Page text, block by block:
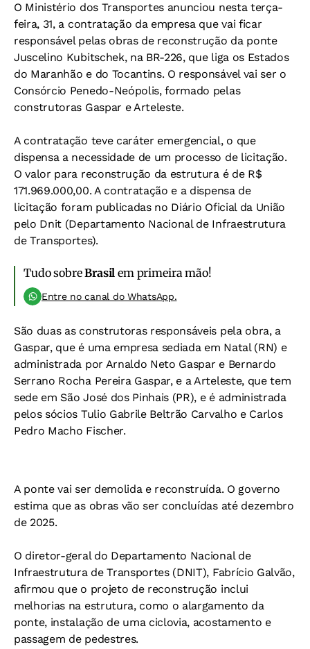
O Ministério dos Transportes anunciou nesta terça-
feira, 31, a contratação da empresa que vai ficar
responsável pelas obras de reconstrução da ponte
Juscelino Kubitschek, na BR-226, que liga os Estados
do Maranhão e do Tocantins. O responsável vai ser o
Consórcio Penedo-Neópolis, formado pelas
construtoras Gaspar e Arteleste.
A contratação teve caráter emergencial, o que
dispensa a necessidade de um processo de licitação.
O valor para reconstrução da estrutura é de R$
171.969.000,00. A contratação e a dispensa de
licitação foram publicadas no Diário Oficial da União
pelo Dnit (Departamento Nacional de Infraestrutura
de Transportes).
Tudo sobreBrasil em primeira mão!
Entre no canal do WhatsApp.
São duas as construtoras responsáveis pela obra, a
Gaspar, que é uma empresa sediada em Natal (RN) e
administrada por Arnaldo Neto Gaspar e Bernardo
Serrano Rocha Pereira Gaspar, e a Arteleste, que tem
sede em São José dos Pinhais (PR), e é administrada
pelos sócios Tulio Gabrile Beltrão Carvalho e Carlos
Pedro Macho Fischer.
A ponte vai ser demolida e reconstruída. O governo
estima que as obras vão ser concluídas até dezembro
de 2025.
O diretor-geral do Departamento Nacional de
Infraestrutura de Transportes (DNIT), Fabrício Galvão,
afirmou que o projeto de reconstrução inclui
melhorias na estrutura, como o alargamento da
ponte, instalação de uma ciclovia, acostamento e
passagem de pedestres.